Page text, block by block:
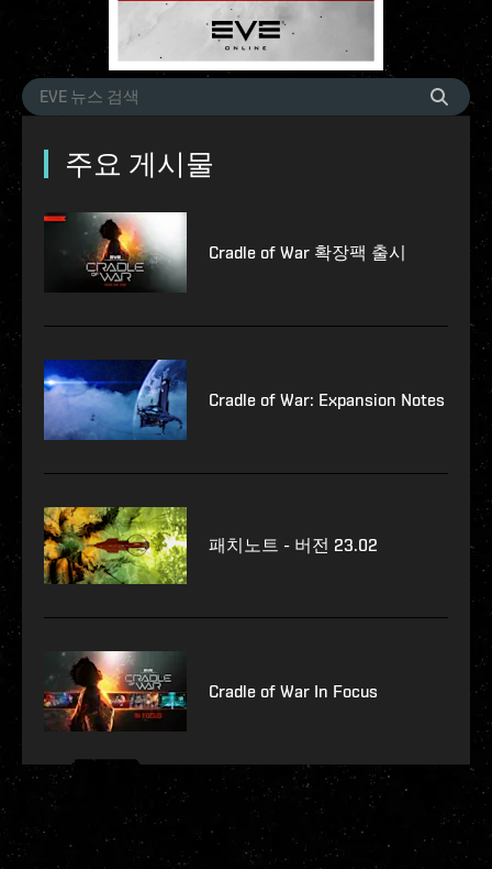
주요 게시물
Cradle of War 확장팩 출시
Cradle of War: Expansion Notes
패치노트 - 버전 23.02
Cradle of War In Focus